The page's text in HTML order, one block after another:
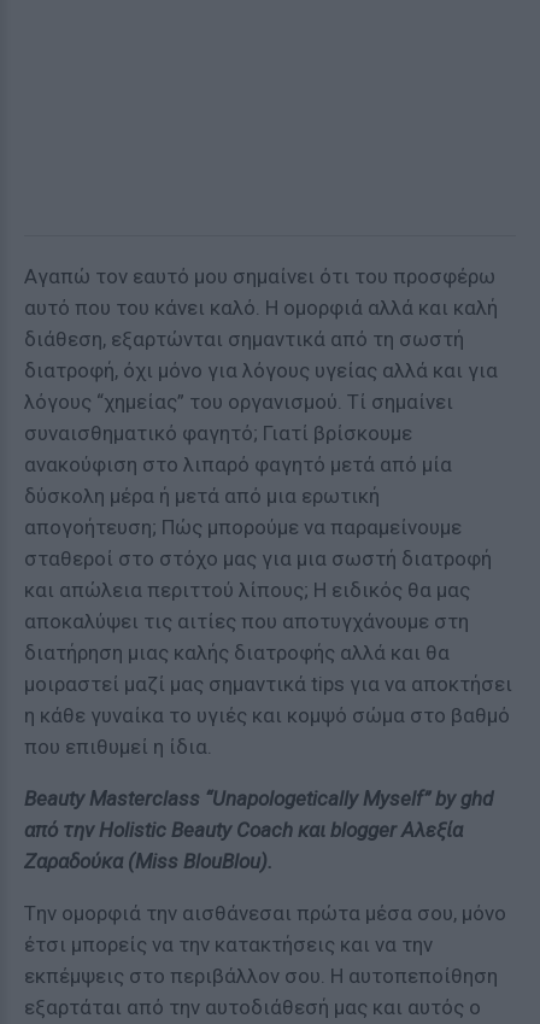
Αγαπώ τον εαυτό μου σημαίνει ότι του προσφέρω
αυτό που του κάνει καλό. Η ομορφιά αλλά και καλή
διάθεση, εξαρτώνται σημαντικά από τη σωστή
διατροφή, όχι μόνο για λόγους υγείας αλλά και για
λόγους “χημείας” του οργανισμού. Τί σημαίνει
συναισθηματικό φαγητό; Γιατί βρίσκουμε
ανακούφιση στο λιπαρό φαγητό μετά από μία
δύσκολη μέρα ή μετά από μια ερωτική
απογοήτευση; Πώς μπορούμε να παραμείνουμε
σταθεροί στο στόχο μας για μια σωστή διατροφή
και απώλεια περιττού λίπους; Η ειδικός θα μας
αποκαλύψει τις αιτίες που αποτυγχάνουμε στη
διατήρηση μιας καλής διατροφής αλλά και θα
μοιραστεί μαζί μας σημαντικά tips για να αποκτήσει
η κάθε γυναίκα το υγιές και κομψό σώμα στο βαθμό
που επιθυμεί η ίδια.
Beauty Masterclass “Unapologetically Myself” by ghd
από την Holistic Beauty Coach και blogger Αλεξία
Ζαραδούκα (Miss BlouBlou).
Tην ομορφιά την αισθάνεσαι πρώτα μέσα σου, μόνο
έτσι μπορείς να την κατακτήσεις και να την
εκπέμψεις στο περιβάλλον σου. Η αυτοπεποίθηση
εξαρτάται από την αυτοδιάθεσή μας και αυτός ο